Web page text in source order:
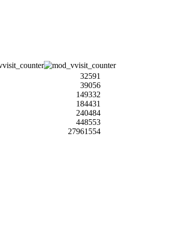
32591
39056
149332
184431
240484
448553
27961554